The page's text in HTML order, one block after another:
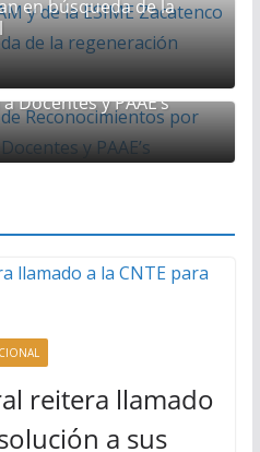
en búsqueda de la
Reconocimientos por
Docentes y PAAE’s
reitera llamado
a sus